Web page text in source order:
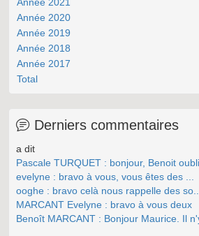
Année 2021
Année 2020
Année 2019
Année 2018
Année 2017
Total
Derniers commentaires
a dit
Pascale TURQUET : bonjour, Benoit
evelyne : bravo à vous, vous êtes des ...
ooghe : bravo celà nous rappelle des so...
MARCANT Evelyne : bravo à vous deux
Benoît MARCANT : Bonjour Maurice. Il